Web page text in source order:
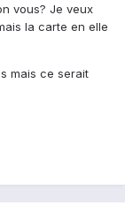
vous? Je veux
la carte en elle
mais ce serait